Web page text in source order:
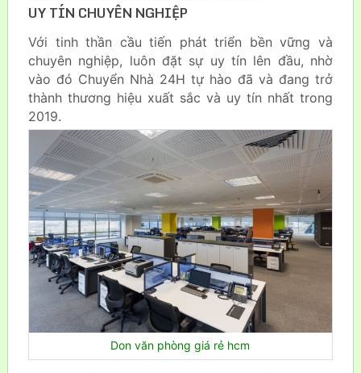
UY TÍN CHUYÊN NGHIỆP
Với tinh thần cầu tiến phát triển bền vững và
chuyên nghiệp, luôn đặt sự uy tín lên đầu, nhờ
vào đó Chuyển Nhà 24H tự hào đã và đang trở
thành thương hiệu xuất sắc và uy tín nhất trong
2019.
Don văn phòng giá rẻ hcm